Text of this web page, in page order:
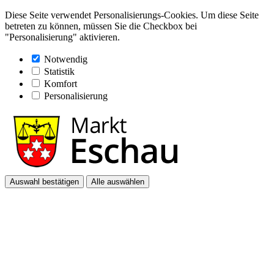
Diese Seite verwendet Personalisierungs-Cookies. Um diese Seite
betreten zu können, müssen Sie die Checkbox bei
"Personalisierung" aktivieren.
Notwendig
Statistik
Komfort
Personalisierung
Auswahl bestätigen Alle auswählen